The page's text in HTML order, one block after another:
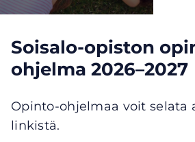
website)
Soisalo-opiston
ohjelma 2026–2027
Opinto-ohjelmaa voit selata
linkistä.